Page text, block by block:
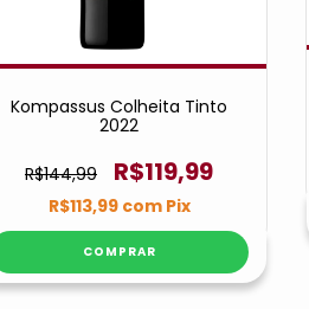
Kompassus Colheita Tinto
2022
R$144,99 R$119,99
R$113,99 com Pix